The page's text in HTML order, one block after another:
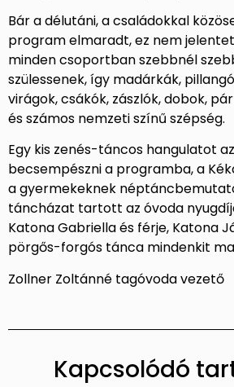
Bár a délutáni, a családokkal
program elmaradt, ez nem
minden csoportban szebbnél
szülessenek, így madárkák,
virágok, csákók, zászlók, dobok,
és számos nemzeti színű szépség.
Egy kis zenés-táncos hangulatot
becsempészni a programba, a
a gyermekeknek
táncházat tartott az óvoda
Katona Gabriella és férje, Katona
pörgős-forgós tánca mindenkit
Zollner Zoltánné tagóvoda vezető
Kapcsolódó